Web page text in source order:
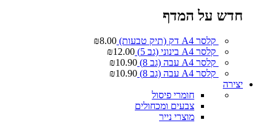
חדש על המדף
קלסר A4 דק (תיק טבעות) ₪8.00
קלסר A4 בינוני (גב 5)
₪12.00
קלסר A4 עבה (גב 8)
₪10.90
קלסר A4 עבה (גב 8)
₪10.90
יצירה
חומרי פיסול
צבעים ומכחולים
מוצרי נייר